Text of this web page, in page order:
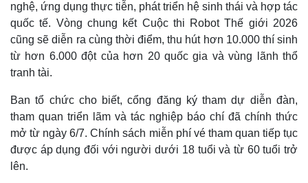
nghệ, ứng dụng thực tiễn, phát triển hệ sinh thái và hợp tác
quốc tế. Vòng chung kết Cuộc thi Robot Thế giới 2026
cũng sẽ diễn ra cùng thời điểm, thu hút hơn 10.000 thí sinh
từ hơn 6.000 đột của hơn 20 quốc gia và vùng lãnh thổ
tranh tài.
Ban tổ chức cho biết, cổng đăng ký tham dự diễn đàn,
tham quan triển lãm và tác nghiệp báo chí đã chính thức
mở từ ngày 6/7. Chính sách miễn phí vé tham quan tiếp tục
được áp dụng đối với người dưới 18 tuổi và từ 60 tuổi trở
lên.